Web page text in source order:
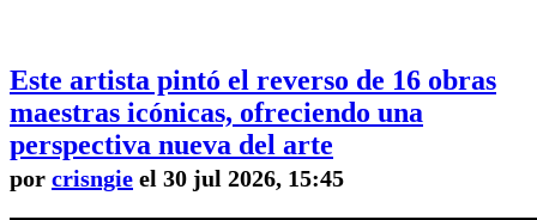
Este artista pintó el reverso de 16 obras
maestras icónicas, ofreciendo una
perspectiva nueva del arte
por crisngie el 30 jul 2026, 15:45